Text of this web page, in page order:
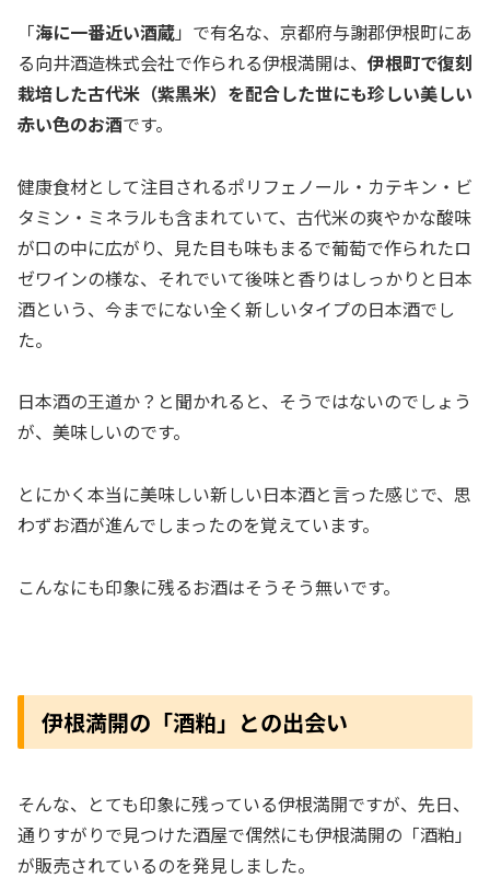
「海に一番近い酒蔵」で有名な、京都府与謝郡伊根町にあ
る向井酒造株式会社で作られる伊根満開は、 伊根町で復刻
栽培した古代米（紫黒米）を配合した世にも珍しい美しい
赤い色のお酒です。
健康食材として注目されるポリフェノール・カテキン・ビ
タミン・ミネラルも含まれていて、古代米の爽やかな酸味
が口の中に広がり、見た目も味もまるで葡萄で作られたロ
ゼワインの様な、それでいて後味と香りはしっかりと日本
酒という、今までにない全く新しいタイプの日本酒でし
た。
日本酒の王道か？と聞かれると、そうではないのでしょう
が、美味しいのです。
とにかく本当に美味しい新しい日本酒と言った感じで、思
わずお酒が進んでしまったのを覚えています。
こんなにも印象に残るお酒はそうそう無いです。
伊根満開の「酒粕」との出会い
そんな、とても印象に残っている伊根満開ですが、先日、
通りすがりで見つけた酒屋で偶然にも伊根満開の「酒粕」
が販売されているのを発見しました。